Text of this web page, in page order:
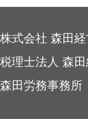
株式会社 森田
税理士法人 森
森田労務事務所